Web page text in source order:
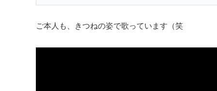
ご本人も、きつねの姿で歌っています（笑